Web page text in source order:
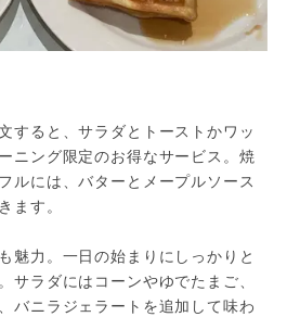
すると、サラダとトーストかワッ
ニング限定のお得なサービス。焼
ルには、バターとメープルソース
ます。
魅力。一日の始まりにしっかりと
サラダにはコーンやゆでたまご、
バニラジェラートを追加して味わ